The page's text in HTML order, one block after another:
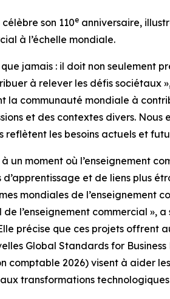
son 110e anniversaire,
à l’échelle mondiale.
jamais : il doit non
à relever les défis sociétaux
la communauté mondiale à
et des contextes divers.
les besoins actuels et
à un moment où l’enseignement
et de liens plus
mondiales de l’enseignement
l’enseignement commercial », a
précise que ces projets offrent
Global Standards for
comptable 2026) visent à aider
transformations